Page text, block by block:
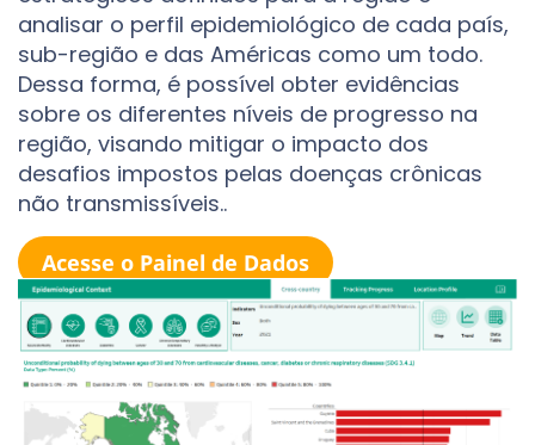
analisar o perfil epidemiológico de cada país,
sub-região e das Américas como um todo.
Dessa forma, é possível obter evidências
sobre os diferentes níveis de progresso na
região, visando mitigar o impacto dos
desafios impostos pelas doenças crônicas
não transmissíveis..
Acesse o Painel de Dados